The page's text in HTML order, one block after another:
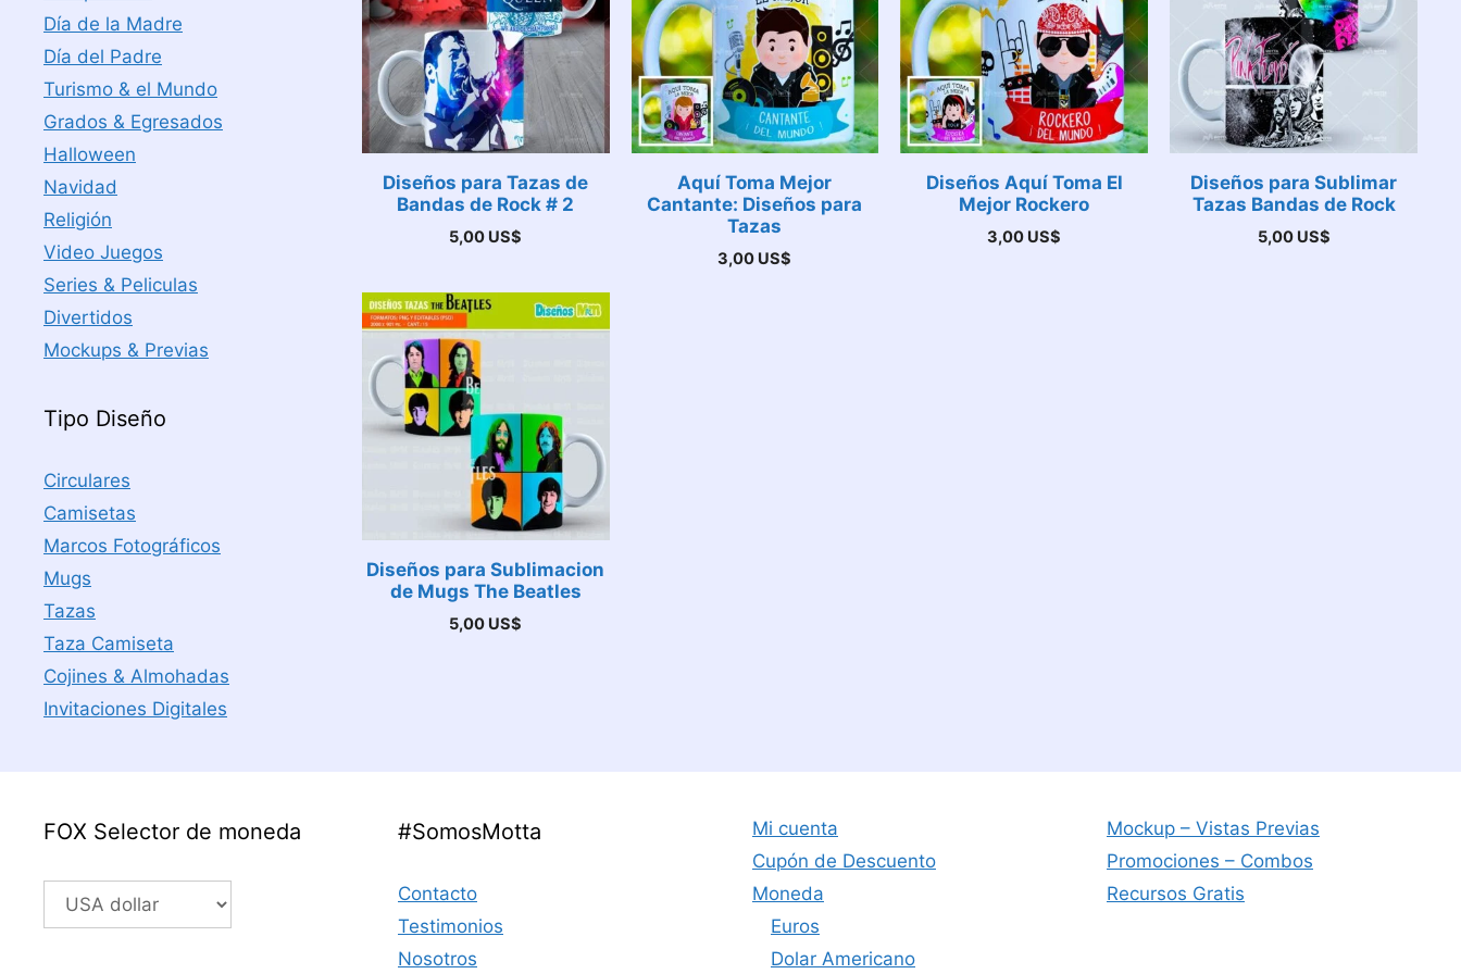
Diseños para Tazas de
Bandas de Rock # 2
5,00 US$
Aquí Toma Mejor
Cantante: Diseños para
Tazas
3,00 US$
Diseños Aquí Toma El
Mejor Rockero
3,00 US$
Diseños para Sublimar
Tazas Bandas de Rock
5,00 US$
Diseños para Sublimacion
de Mugs The Beatles
5,00 US$
Día de la Madre
Día del Padre
Turismo & el Mundo
Grados & Egresados
Halloween
Navidad
Religión
Video Juegos
Series & Peliculas
Divertidos
Mockups & Previas
Tipo Diseño
Circulares
Camisetas
Marcos Fotográficos
Mugs
Tazas
Taza Camiseta
Cojines & Almohadas
Invitaciones Digitales
FOX Selector de moneda #SomosMotta
Contacto
Testimonios
Nosotros
Mi cuenta
Cupón de Descuento
Moneda
Euros
Dolar Americano
Mockup – Vistas Previas
Promociones – Combos
Recursos Gratis